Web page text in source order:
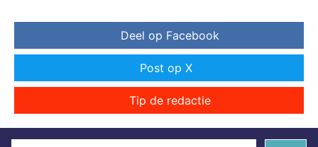
Deel op Facebook
Post op X
Tip de redactie